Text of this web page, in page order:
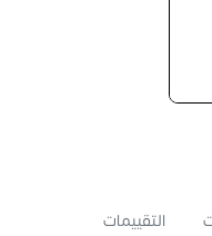
التقييمات